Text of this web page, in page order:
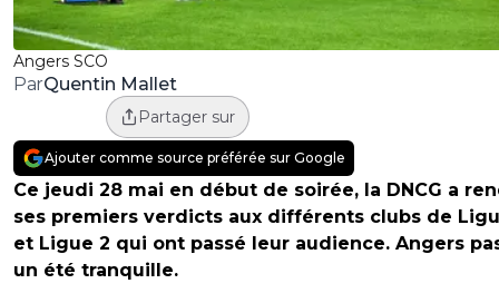
Angers SCO
ParQuentin Mallet
Partager sur
Ajouter comme source préférée sur Google
Ce jeudi 28 mai en début de soirée, la DNCG a
ses premiers verdicts aux différents clubs de
et Ligue 2 qui ont passé leur audience. Angers
un été tranquille.